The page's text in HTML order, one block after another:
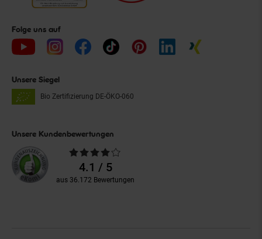
Folge uns auf
Unsere Siegel
Bio Zertifizierung DE-ÖKO-060
Unsere Kundenbewertungen
Durchschnittliche
Bewertungen4.1 / 5
aus 36.172 Bewertungen